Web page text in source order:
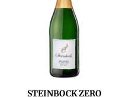
STEINBOCK ZERO